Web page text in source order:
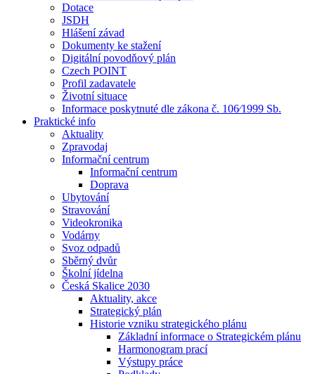
Dotace
JSDH
Hlášení závad
Dokumenty ke stažení
Digitální povodňový plán
Czech POINT
Profil zadavatele
Životní situace
Informace poskytnuté dle zákona č. 106⁄1999 Sb.
Praktické info
Aktuality
Zpravodaj
Informační centrum
Informační centrum
Doprava
Ubytování
Stravování
Videokronika
Vodárny
Svoz odpadů
Sběrný dvůr
Školní jídelna
Česká Skalice 2030
Aktuality, akce
Strategický plán
Historie vzniku strategického plánu
Základní informace o Strategickém plánu
Harmonogram prací
Výstupy práce